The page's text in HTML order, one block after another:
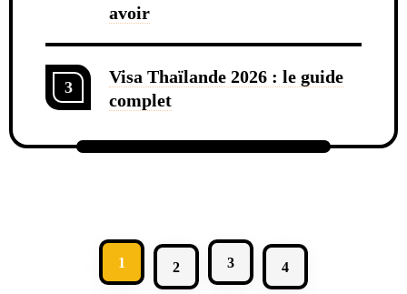
avoir
3
Visa Thaïlande 2026 : le guide
complet
1 2 3 4